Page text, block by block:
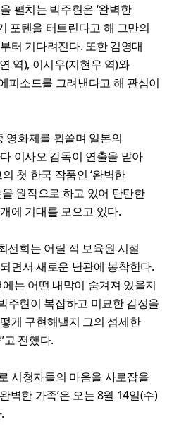
펼치는 박주현은 ‘완벽한
포텐을 터트린다고 해 그만의
터 기다려진다. 또한 김영대
역), 이시우(지현우 역)와
피소드를 그려낸다고 해 관심이
영화제를 휩쓸며 일본의
이사오 감독이 연출을 맡아
첫 한국 작품인 ‘완벽한
원작으로 하고 있어 탄탄한
에 기대를 모으고 있다.
선희는 어릴 적 보육원 시절
면서 새로운 난관에 봉착한다.
는 어떤 내막이 숨겨져 있을지
주현이 복잡하고 미묘한 감정을
게 구현해낼지 그의 섬세한
고 전했다.
시청자들의 마음을 사로잡을
벽한 가족’은 오는 8월 14일(수)